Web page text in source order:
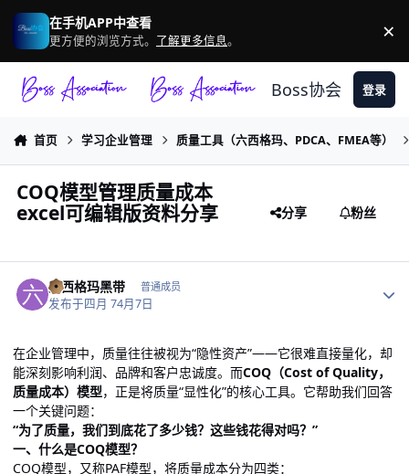
跳转到帖子
在手机APP中查看
更方便的浏览方式。 了解更多信息。 ×
Boss协会 登录
首页 学习企业管理 质量工具（六西格玛、PDCA、FMEA等）
COQ模型管理质量成本
excel可编辑版资料分享
分享 粉丝
六西格玛黑带 普通成员
发布于四月 74月7日
在企业管理中，质量往往被视为“隐性资产”——它很难直接量化，却
能深刻影响利润、品牌和客户忠诚度。而COQ（Cost of Quality，
质量成本）模型，正是将质量“显性化”的核心工具。它帮助我们回答
一个关键问题：
“为了质量，我们到底花了多少钱？这些钱花得对吗？”
一、什么是COQ模型？
COQ模型，又称PAF模型，将质量成本分为四类：